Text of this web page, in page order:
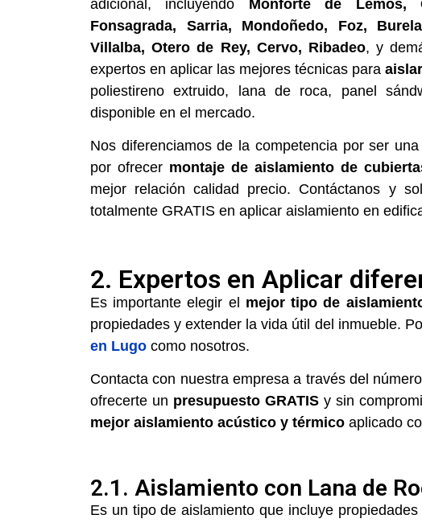
adicional, incluyendo Monforte de Lemos,
Fonsagrada, Sarria, Mondoñedo, Foz,
Villalba, Otero de Rey, Cervo, Ribadeo, y
expertos en aplicar las mejores técnicas para
poliestireno extruido, lana de roca, panel
disponible en el mercado.
Nos diferenciamos de la competencia por ser
por ofrecer montaje de aislamiento de
mejor relación calidad precio. Contáctanos y
totalmente GRATIS en aplicar aislamiento en
2. Expertos en Aplicar
Es importante elegir el mejor tipo de
propiedades y extender la vida útil del inmueble.
en Lugo como nosotros.
Contacta con nuestra empresa a través del número
ofrecerte un presupuesto GRATIS y sin
mejor aislamiento acústico y térmico aplicado
2.1. Aislamiento con Lana de
Es un tipo de aislamiento que incluye